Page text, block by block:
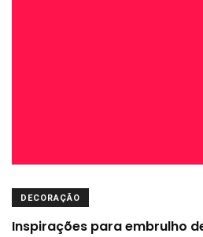
DECORAÇÃO
Inspirações para embrulho